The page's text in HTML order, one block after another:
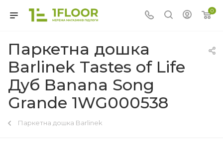
0
Паркетна дошка
Barlinek Tastes of Life
Дуб Banana Song
Grande 1WG000538
Паркетна дошка Barlinek